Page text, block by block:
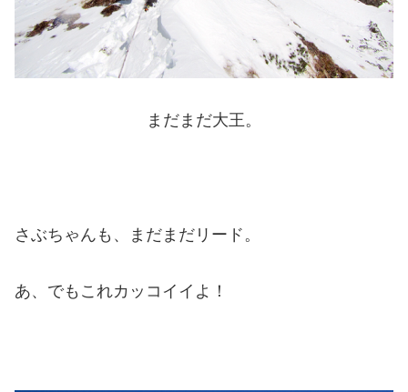
まだまだ大王。
さぶちゃんも、まだまだリード。
あ、でもこれカッコイイよ！